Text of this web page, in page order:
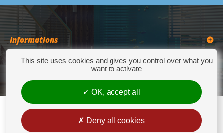
Informations
Catégories
This site uses cookies and gives you control over what you
want to activate
OK, accept all
Deny all cookies